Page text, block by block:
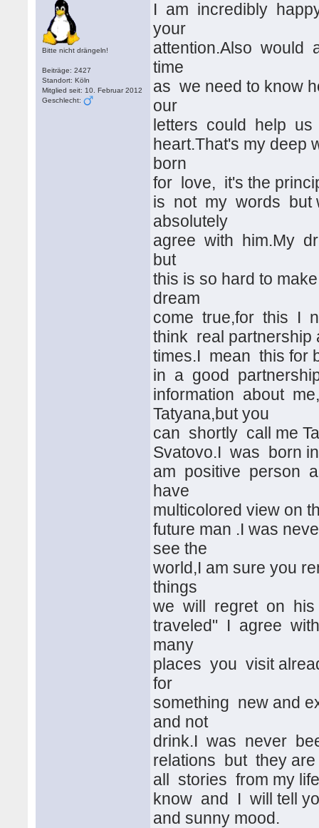
Bitte nicht drängeln!
Beiträge: 2427
Standort: Köln
Mitglied seit: 10. Februar 2012
Geschlecht:
I am incredibly
your
attention.Also would
time
as we need to know
our
letters could help
heart.That's my deep
born
for love, it's the
is not my words but
absolutely
agree with him.My
but
this is so hard to
dream
come true,for this I
think real partnership
times.I mean this for
in a good
information about
Tatyana,but you
can shortly call me
Svatovo.I was born
am positive person
have
multicolored view on
future man .I was
see the
world,I am sure you
things
we will regret on his
traveled" I agree
many
places you visit
for
something new and
and not
drink.I was never
relations but they are
all stories from my
know and I will tell
and sunny mood.